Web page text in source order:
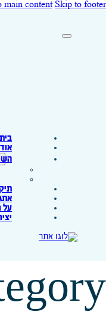
main content Skip to footer
בית
על